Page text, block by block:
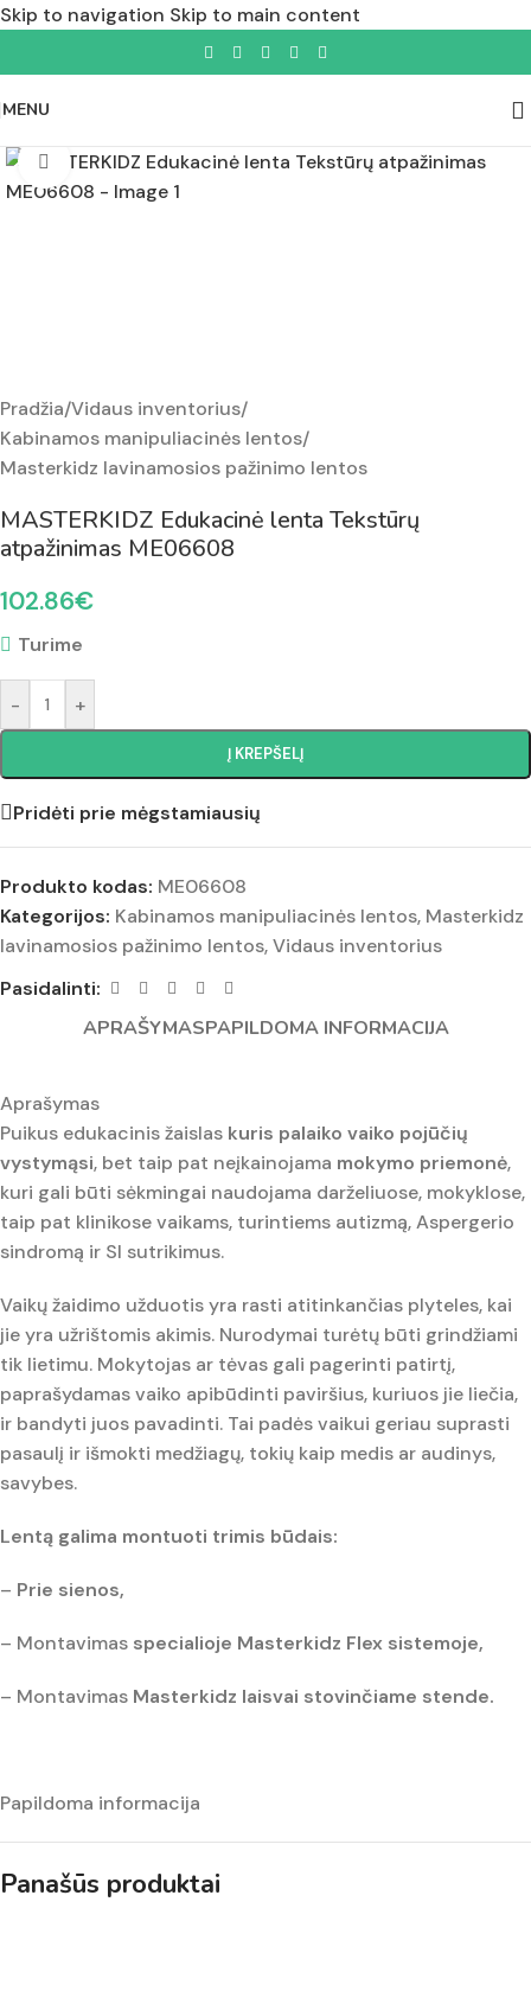
Skip to navigation Skip to main content
MENU
Padidinti nuotrauką
Pradžia/Vidaus inventorius/
Kabinamos manipuliacinės lentos/
Masterkidz lavinamosios pažinimo lentos
MASTERKIDZ Edukacinė lenta Tekstūrų
atpažinimas ME06608
102.86€
Turime
- +
Į KREPŠELĮ
Pridėti prie mėgstamiausių
Produkto kodas: ME06608
Kategorijos: Kabinamos manipuliacinės lentos, Masterkidz
lavinamosios pažinimo lentos,Vidaus inventorius
Pasidalinti:
APRAŠYMASPAPILDOMA INFORMACIJA
Aprašymas
Puikus edukacinis žaislas kuris palaiko vaiko pojūčių
vystymąsi, bet taip pat neįkainojama mokymo priemonė,
kuri gali būti sėkmingai naudojama darželiuose, mokyklose,
taip pat klinikose vaikams, turintiems autizmą, Aspergerio
sindromą ir SI sutrikimus.
Vaikų žaidimo užduotis yra rasti atitinkančias plyteles, kai
jie yra užrištomis akimis. Nurodymai turėtų būti grindžiami
tik lietimu. Mokytojas ar tėvas gali pagerinti patirtį,
paprašydamas vaiko apibūdinti paviršius, kuriuos jie liečia,
ir bandyti juos pavadinti. Tai padės vaikui geriau suprasti
pasaulį ir išmokti medžiagų, tokių kaip medis ar audinys,
savybes.
Lentą galima montuoti trimis būdais:
– Prie sienos,
– Montavimas specialioje Masterkidz Flex sistemoje,
– Montavimas Masterkidz laisvai stovinčiame stende.
Papildoma informacija
Panašūs produktai